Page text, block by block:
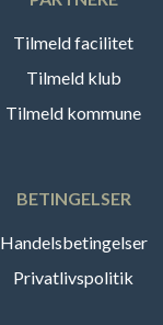
Tilmeld facilitet
Tilmeld klub
Tilmeld kommune
BETINGELSER
Handelsbetingelser
Privatlivspolitik